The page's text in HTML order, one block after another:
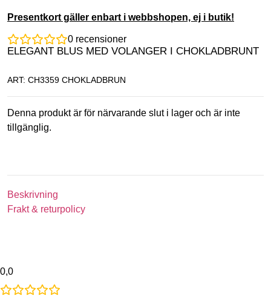
Presentkort gäller enbart i webbshopen, ej i butik!
0 recensioner
ELEGANT BLUS MED VOLANGER I CHOKLADBRUNT
ART: CH3359 CHOKLADBRUN
Denna produkt är för närvarande slut i lager och är inte
tillgänglig.
Beskrivning
Frakt & returpolicy
0,0